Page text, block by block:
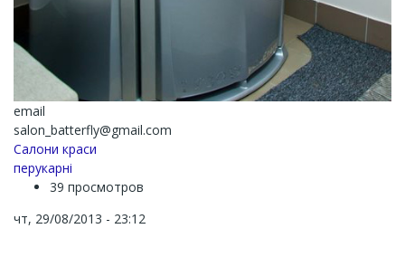
email
salon_batterfly@gmail.com
Салони краси
перукарні
39 просмотров
чт, 29/08/2013 - 23:12